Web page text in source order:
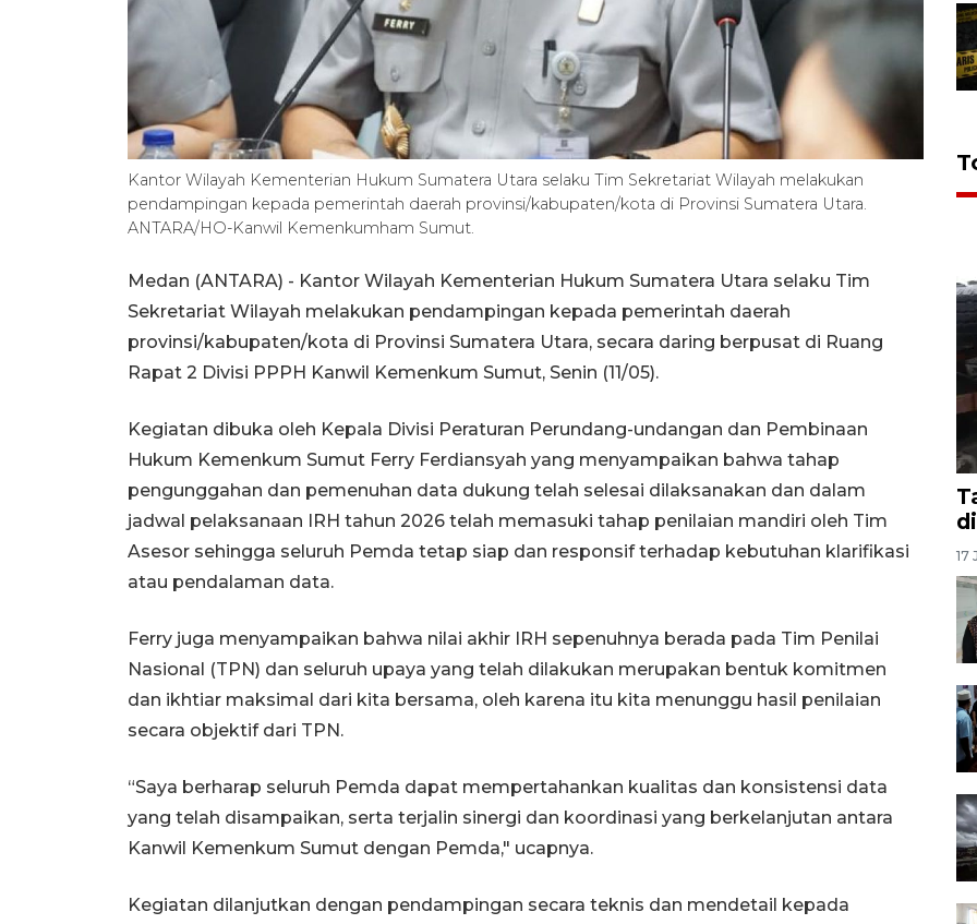
Kantor Wilayah Kementerian Hukum Sumatera Utara selaku Tim Sekretariat Wilayah melakukan
pendampingan kepada pemerintah daerah provinsi/kabupaten/kota di Provinsi Sumatera Utara.
ANTARA/HO-Kanwil Kemenkumham Sumut.
Medan (ANTARA) - Kantor Wilayah Kementerian Hukum Sumatera Utara selaku Tim
Sekretariat Wilayah melakukan pendampingan kepada pemerintah daerah
provinsi/kabupaten/kota di Provinsi Sumatera Utara, secara daring berpusat di Ruang
Rapat 2 Divisi PPPH Kanwil Kemenkum Sumut, Senin (11/05).
Kegiatan dibuka oleh Kepala Divisi Peraturan Perundang-undangan dan Pembinaan
Hukum Kemenkum Sumut Ferry Ferdiansyah yang menyampaikan bahwa tahap
pengunggahan dan pemenuhan data dukung telah selesai dilaksanakan dan dalam
jadwal pelaksanaan IRH tahun 2026 telah memasuki tahap penilaian mandiri oleh Tim
Asesor sehingga seluruh Pemda tetap siap dan responsif terhadap kebutuhan klarifikasi
atau pendalaman data.
Ferry juga menyampaikan bahwa nilai akhir IRH sepenuhnya berada pada Tim Penilai
Nasional (TPN) dan seluruh upaya yang telah dilakukan merupakan bentuk komitmen
dan ikhtiar maksimal dari kita bersama, oleh karena itu kita menunggu hasil penilaian
secara objektif dari TPN.
“Saya berharap seluruh Pemda dapat mempertahankan kualitas dan konsistensi data
yang telah disampaikan, serta terjalin sinergi dan koordinasi yang berkelanjutan antara
Kanwil Kemenkum Sumut dengan Pemda," ucapnya.
Kegiatan dilanjutkan dengan pendampingan secara teknis dan mendetail kepada
17